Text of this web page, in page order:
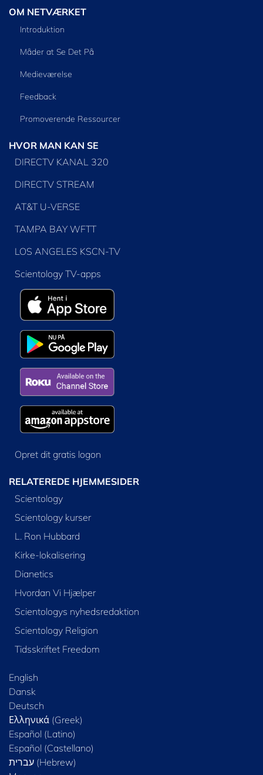
OM NETVÆRKET
Introduktion
Måder at Se Det På
Medieværelse
Feedback
Promoverende Ressourcer
HVOR MAN KAN SE
DIRECTV KANAL 320
DIRECTV STREAM
AT&T U-VERSE
TAMPA BAY WFTT
LOS ANGELES KSCN-TV
Scientology TV-apps
Opret dit gratis logon
RELATEREDE HJEMMESIDER
Scientology
Scientology kurser
L. Ron Hubbard
Kirke-lokalisering
Dianetics
Hvordan Vi Hjælper
Scientologys nyhedsredaktion
Scientology Religion
Tidsskriftet Freedom
English
Dansk
Deutsch
Ελληνικά (Greek)
Español (Latino)
Español (Castellano)